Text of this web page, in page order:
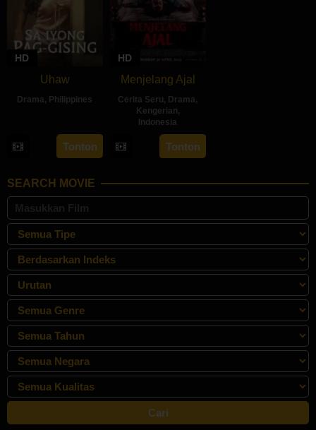
HD
Uhaw
Drama, Philippines
Aug
2024
Bonifacio
Tonton
HD
Menjelang Ajal
Cerita Seru, Drama,
Kengerian,
Indonesia
30
Apr
Hadrah
Daeng
Tonton
SEARCH MOVIE